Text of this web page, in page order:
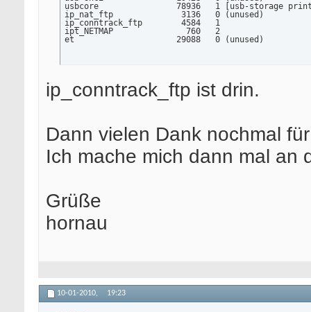
usbcore                78936   1 [usb-storage
ip_nat_ftp              3136   0 (unused)
ip_conntrack_ftp        4584   1
ipt_NETMAP               760   2
et                     29088   0 (unused)
ip_conntrack_ftp ist drin.
Dann vielen Dank nochmal
Ich mache mich dann mal an
Grüße
hornau
10-01-2010, 19:23